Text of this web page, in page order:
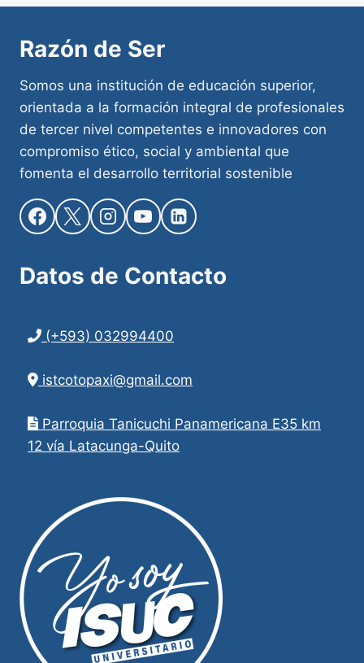
Razón de Ser
Somos una institución de educación superior,
orientada a la formación integral de profesionales
de tercer nivel competentes e innovadores con
compromiso ético, social y ambiental que
fomenta el desarrollo territorial sostenible
Datos de Contacto
(+593) 032994400
istcotopaxi@gmail.com
Parroquia Tanicuchi Panamericana E35 km
12 vía Latacunga-Quito